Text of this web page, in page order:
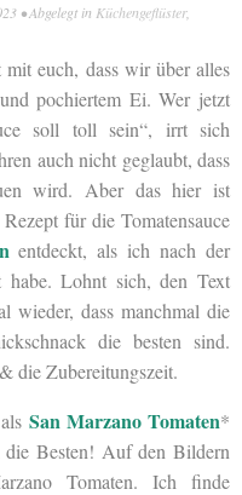
• Abgelegt in Küchengeflüster,
euch, dass wir über alles
pochiertem Ei. Wer jetzt
soll toll sein“, irrt sich
auch nicht geglaubt, dass
wird. Aber das hier ist
für die Tomatensauce
entdeckt, als ich nach der
habe. Lohnt sich, den Text
wieder, dass manchmal die
die besten sind.
die Zubereitungszeit.
San Marzano Tomaten*
die Besten! Auf den Bildern
Tomaten. Ich finde